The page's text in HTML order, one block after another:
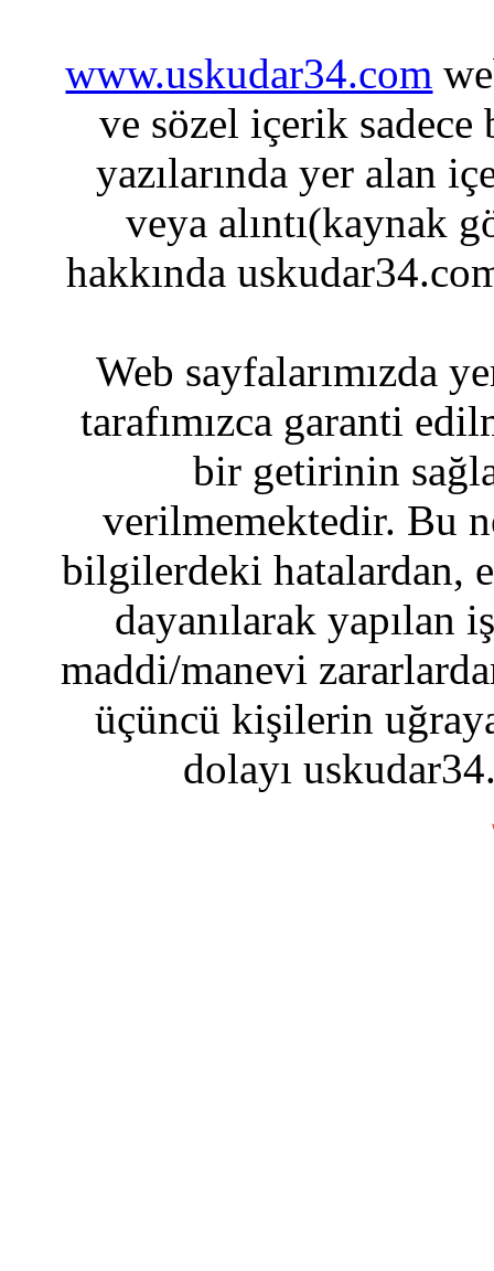
www.uskudar34.com
ve sözel içerik sadece
yazılarında yer alan
veya alıntı(kaynak
hakkında
Web sayfalarımızda
tarafımızca garanti
bir getirinin
verilmemektedir. Bu
bilgilerdeki hatalardan,
dayanılarak yapılan
maddi/manevi
üçüncü kişilerin
dolayı